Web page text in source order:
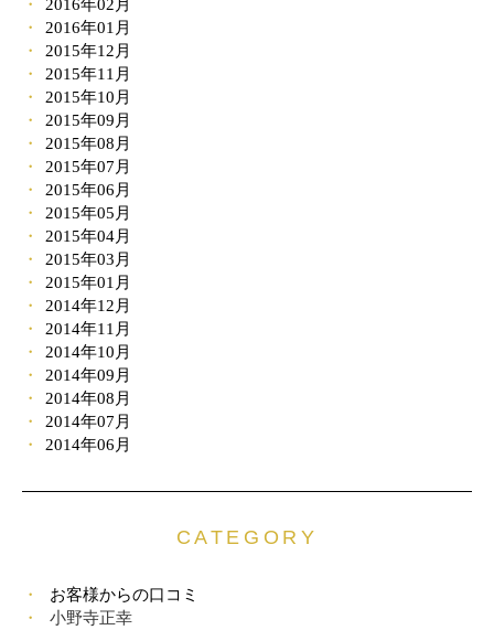
2016年02月
2016年01月
2015年12月
2015年11月
2015年10月
2015年09月
2015年08月
2015年07月
2015年06月
2015年05月
2015年04月
2015年03月
2015年01月
2014年12月
2014年11月
2014年10月
2014年09月
2014年08月
2014年07月
2014年06月
CATEGORY
お客様からの口コミ
小野寺正幸